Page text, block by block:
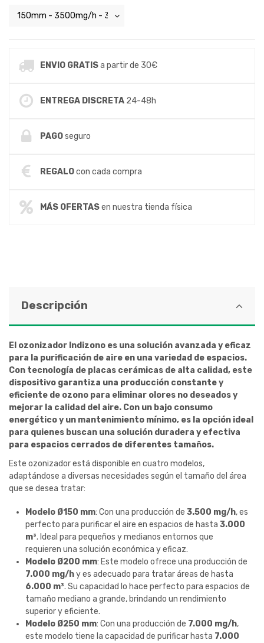
ENVIO GRATISa partir de 30€
ENTREGA DISCRETA 24-48h
PAGOseguro
REGALOcon cada compra
MÁS OFERTASen nuestra tienda física
Descripción
El ozonizador Indizono es una solución avanzada y eficaz
para la purificación de aire en una variedad de espacios.
Con tecnología de placas cerámicas de alta calidad, este
dispositivo garantiza una producción constante y
eficiente de ozono para eliminar olores no deseados y
mejorar la calidad del aire. Con un bajo consumo
energético y un mantenimiento mínimo, es la opción ideal
para quienes buscan una solución duradera y efectiva
para espacios cerrados de diferentes tamaños.
Este ozonizador está disponible en cuatro modelos,
adaptándose a diversas necesidades según el tamaño del área
que se desea tratar:
Modelo Ø150 mm: Con una producción de 3.500 mg/h, es
perfecto para purificar el aire en espacios de hasta 3.000
m³. Ideal para pequeños y medianos entornos que
requieren una solución económica y eficaz.
Modelo Ø200 mm: Este modelo ofrece una producción de
7.000 mg/hy es adecuado para tratar áreas de hasta
6.000 m³. Su capacidad lo hace perfecto para espacios de
tamaño mediano a grande, brindando un rendimiento
superior y eficiente.
Modelo Ø250 mm: Con una producción de 7.000 mg/h,
este modelo tiene la capacidad de purificar hasta 7.000